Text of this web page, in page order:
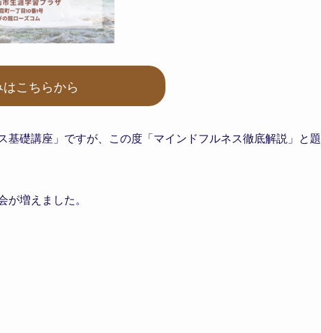
こちらから
礎講座」ですが、この度「マインドフルネス徹底解説」と題
増えました。